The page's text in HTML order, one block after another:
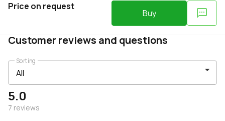
Price on request
Buy
Customer reviews and questions
5.0
7 reviews
Sorting